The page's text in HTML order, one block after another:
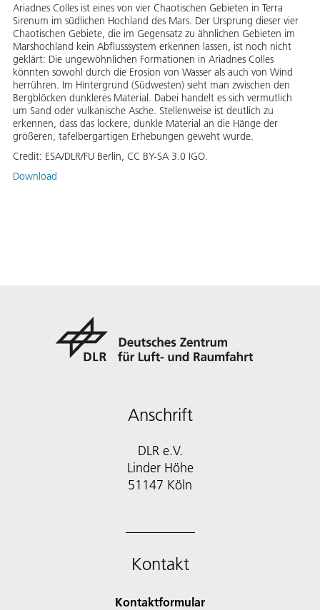
Ariadnes Colles ist eines von vier Chaotischen Gebieten in Terra
Sirenum im südlichen Hochland des Mars. Der Ursprung dieser vier
Chaotischen Gebiete, die im Gegensatz zu ähnlichen Gebieten im
Marshochland kein Abflusssystem erkennen lassen, ist noch nicht
geklärt: Die ungewöhnlichen Formationen in Ariadnes Colles
könnten sowohl durch die Erosion von Wasser als auch von Wind
herrühren. Im Hintergrund (Südwesten) sieht man zwischen den
Bergblöcken dunkleres Material. Dabei handelt es sich vermutlich
um Sand oder vulkanische Asche. Stellenweise ist deutlich zu
erkennen, dass das lockere, dunkle Material an die Hänge der
größeren, tafelbergartigen Erhebungen geweht wurde.
Credit: ESA/DLR/FU Berlin, CC BY-SA 3.0 IGO.
Download
Anschrift
DLR e.V.
Linder Höhe
51147 Köln
Kontakt
Kontaktformular